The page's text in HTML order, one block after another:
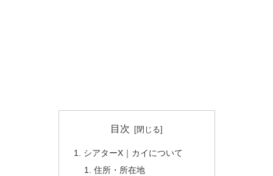
目次
シアターX｜カイについて
住所・所在地